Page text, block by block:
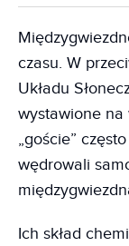
czasu. W
Układu
wystawione na
„goście”
wędrowali
Ich skład